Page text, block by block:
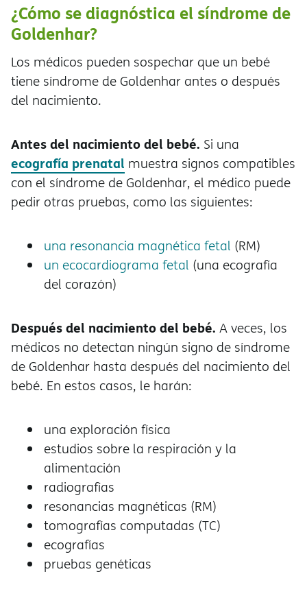
¿Cómo se diagnóstica el síndrome de
Goldenhar?
Los médicos pueden sospechar que un bebé
tiene síndrome de Goldenhar antes o después
del nacimiento.
Antes del nacimiento del bebé. Si una
ecografía prenatal muestra signos compatibles
con el síndrome de Goldenhar, el médico puede
pedir otras pruebas, como las siguientes:
una resonancia magnética fetal (RM)
un ecocardiograma fetal (una ecografía
del corazón)
Después del nacimiento del bebé. A veces, los
médicos no detectan ningún signo de síndrome
de Goldenhar hasta después del nacimiento del
bebé. En estos casos, le harán:
una exploración física
estudios sobre la respiración y la
alimentación
radiografías
resonancias magnéticas (RM)
tomografías computadas (TC)
ecografías
pruebas genéticas